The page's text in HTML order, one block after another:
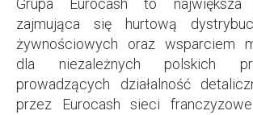
Grupa Eurocash to
zajmująca się hurtową
żywnościowych oraz wsparciem
dla niezależnych polskich
prowadzących działalność
przez Eurocash sieci